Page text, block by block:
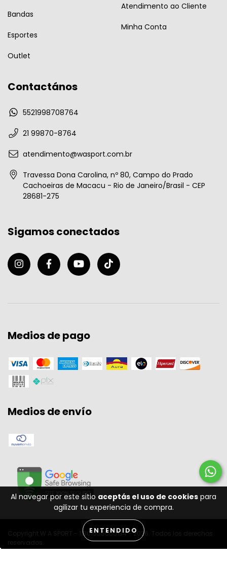
Al navegar por este sitio aceptás el uso de cookies para
agilizar tu experiencia de compra.
ENTENDIDO
Bandas
Esportes
Outlet
Atendimento ao Cliente
Minha Conta
Contactános
5521998708764
21 99870-8764
atendimento@wasport.com.br
Travessa Dona Carolina, nº 80, Campo do Prado
Cachoeiras de Macacu - Rio de Janeiro/Brasil - CEP
28681-275
Sigamos conectados
Medios de pago
Medios de envío
Copyright W A SPORT - 11301556000134 - 2026. Todos los derechos
reservados.